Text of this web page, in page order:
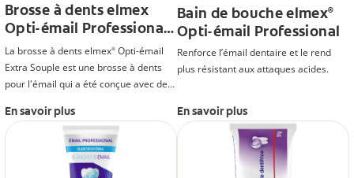
Brosse à dents elmex
Opti-émail Professional
Extra souple
La brosse à dents elmex® Opti-émail
Extra Souple est une brosse à dents
pour l'émail qui a été conçue avec des
l'émail et nettoyer vos dents en
profondeur. La brosse à dents pour
l'émail a été développée avec des
experts et testée scientifiquement.
En savoir plus
Bain de bouche elmex®
Opti-émail Professional
Renforce l’émail dentaire et le rend
plus résistant aux attaques acides.
En savoir plus